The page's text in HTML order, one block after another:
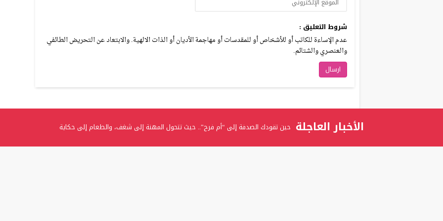
شروط التعليق :
عدم الإساءة للكاتب أو للأشخاص أو للمقدسات أو مهاجمة الأديان أو الذات الالهية. والابتعاد عن التحريض الطائفي
والعنصري والشتائم.
الأخبار العاجلة حين تقودك الصدفة إلى “أم فرح”.. حيث تتحول المهنة إلى شغف، والطعام إلى حكاية
برعاية الدكتور عدنان بدران.. الغفران الثانوية تحتفل بتخريج الفوج الثامن من طلبة التوجيهي